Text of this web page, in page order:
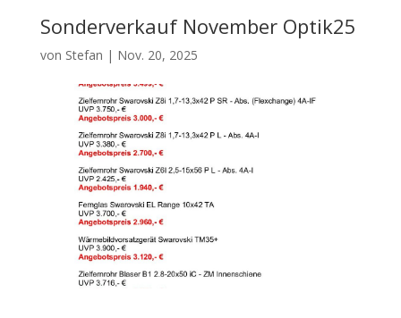
Sonderverkauf November Optik25
von Stefan | Nov. 20, 2025